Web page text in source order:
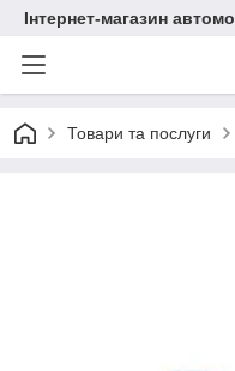
Інтернет-магазин
Товари та послуги